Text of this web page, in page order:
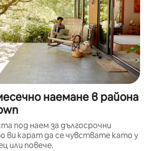
наемане в района
под наем за дългосрочни
ви карат да се чувствате като у
или повече.